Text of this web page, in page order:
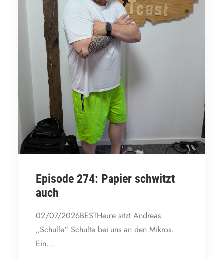
Episode 274: Papier schwitzt
auch
02/07/2026BESTHeute sitzt Andreas
„Schulle“ Schulte bei uns an den Mikros.
Ein…